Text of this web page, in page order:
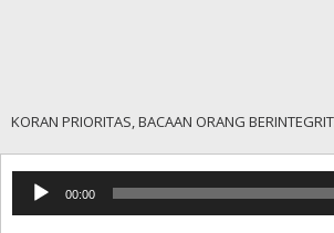
KORAN PRIORITAS, BACAAN ORANG
Pemutar
Audio
00:00